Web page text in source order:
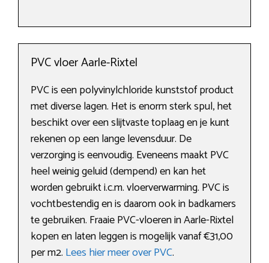
PVC vloer Aarle-Rixtel
PVC is een polyvinylchloride kunststof product
met diverse lagen. Het is enorm sterk spul, het
beschikt over een slijtvaste toplaag en je kunt
rekenen op een lange levensduur. De
verzorging is eenvoudig. Eveneens maakt PVC
heel weinig geluid (dempend) en kan het
worden gebruikt i.c.m. vloerverwarming. PVC is
vochtbestendig en is daarom ook in badkamers
te gebruiken. Fraaie PVC-vloeren in Aarle-Rixtel
kopen en laten leggen is mogelijk vanaf €31,00
per m2. Lees hier meer over PVC.